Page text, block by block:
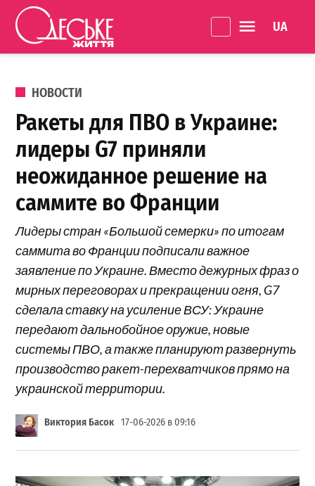
Перейти к содержанию
життя
ОПУБЛИКОВАНО В
НОВОСТИ
Ракеты для ПВО в Украине:
лидеры G7 приняли
неожиданное решение на
саммите во Франции
Лидеры стран «Большой семерки» по итогам
саммита во Франции подписали важное
заявление по Украине. Вместо дежурных фраз о
мирных переговорах и прекращении огня, G7
сделала ставку на усиление ВСУ: Украине
передают дальнобойное оружие, новые
системы ПВО, а также планируют развернуть
производство ракет-перехватчиков прямо на
украинской территории.
Виктория Басок 17-06-2026 в 09:16